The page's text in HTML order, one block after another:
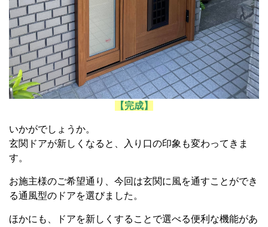
【完成】
いかがでしょうか。
玄関ドアが新しくなると、入り口の印象も変わってきま
す。
お施主様のご希望通り、今回は玄関に風を通すことができ
る通風型のドアを選びました。
ほかにも、ドアを新しくすることで選べる便利な機能があ